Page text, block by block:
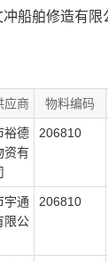
船舶修造有限
应商 物料编码
裕德
资有
206810
宇通
限公
206810